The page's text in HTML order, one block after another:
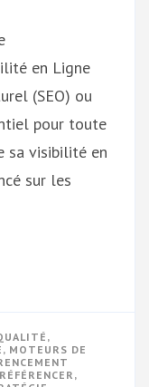
en Ligne
(SEO) ou
pour toute
sa visibilité en
sur les
,
, MOTEURS DE
RÉFÉRENCER ,